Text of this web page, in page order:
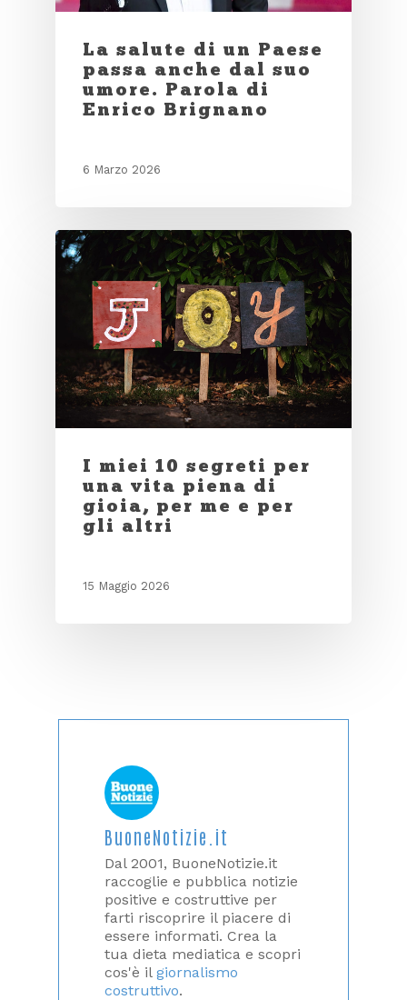
La salute di un Paese
passa anche dal suo
umore. Parola di
Enrico Brignano
6 Marzo 2026
I miei 10 segreti per
una vita piena di
gioia, per me e per
gli altri
15 Maggio 2026
BuoneNotizie.it
Dal 2001, BuoneNotizie.it
raccoglie e pubblica notizie
positive e costruttive per
farti riscoprire il piacere di
essere informati. Crea la
tua dieta mediatica e scopri
cos'è il giornalismo
costruttivo.